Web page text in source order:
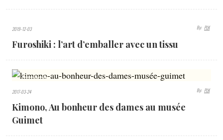
4972
VIEWS
2019-12-03 By: PLK
Furoshiki : l’art d’emballer avec un tissu
VIEWS
2017-03-24 By: PLK
Kimono, Au bonheur des dames au musée
Guimet